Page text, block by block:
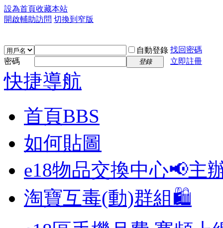
設為首頁收藏本站
開啟輔助訪問 切換到窄版
自動登錄 找回密碼
密碼
登錄 立即註冊
快捷導航
首頁BBS
如何貼圖
e18物品交換中心📢主
淘寶互毒(動)群組🛍️